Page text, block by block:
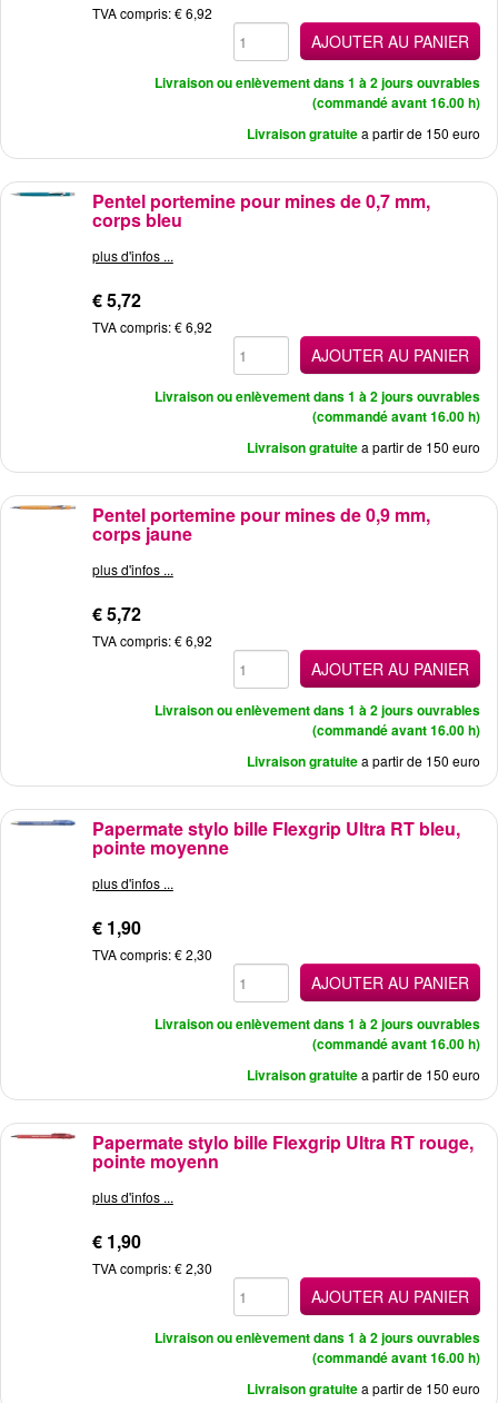
TVA compris: € 6,92
AJOUTER AU PANIER
Livraison ou enlèvement dans 1 à 2 jours ouvrables
(commandé avant 16.00 h)
Livraison gratuitea partir de 150 euro
Pentel portemine pour mines de 0,7 mm,
corps bleu
plus d'infos ...
€ 5,72
TVA compris: € 6,92
AJOUTER AU PANIER
Livraison ou enlèvement dans 1 à 2 jours ouvrables
(commandé avant 16.00 h)
Livraison gratuitea partir de 150 euro
Pentel portemine pour mines de 0,9 mm,
corps jaune
plus d'infos ...
€ 5,72
TVA compris: € 6,92
AJOUTER AU PANIER
Livraison ou enlèvement dans 1 à 2 jours ouvrables
(commandé avant 16.00 h)
Livraison gratuitea partir de 150 euro
Papermate stylo bille Flexgrip Ultra RT bleu,
pointe moyenne
plus d'infos ...
€ 1,90
TVA compris: € 2,30
AJOUTER AU PANIER
Livraison ou enlèvement dans 1 à 2 jours ouvrables
(commandé avant 16.00 h)
Livraison gratuitea partir de 150 euro
Papermate stylo bille Flexgrip Ultra RT rouge,
pointe moyenn
plus d'infos ...
€ 1,90
TVA compris: € 2,30
AJOUTER AU PANIER
Livraison ou enlèvement dans 1 à 2 jours ouvrables
(commandé avant 16.00 h)
Livraison gratuitea partir de 150 euro